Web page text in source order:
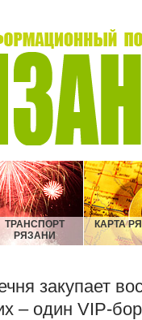
ТРАНСПОРТ
РЯЗАНИ
КАРТА
закупает
– один VIP-